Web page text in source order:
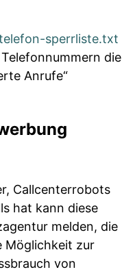
sperrliste.txt
die
Anrufe“
Callcenterrobots
hat kann diese
melden, die
Möglichkeit zur
von